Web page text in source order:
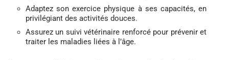
Adaptez son exercice physique à ses capacités, en
privilégiant des activités douces.
Assurez un suivi vétérinaire renforcé pour prévenir et
traiter les maladies liées à l’âge.